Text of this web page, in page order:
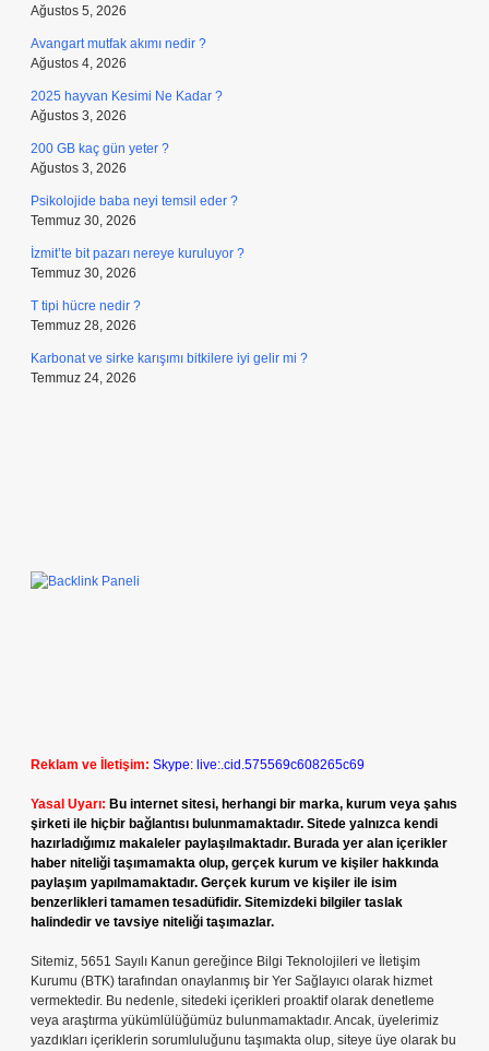
Ağustos 5, 2026
Avangart mutfak akımı nedir ?
Ağustos 4, 2026
2025 hayvan Kesimi Ne Kadar ?
Ağustos 3, 2026
200 GB kaç gün yeter ?
Ağustos 3, 2026
Psikolojide baba neyi temsil eder ?
Temmuz 30, 2026
İzmit’te bit pazarı nereye kuruluyor ?
Temmuz 30, 2026
T tipi hücre nedir ?
Temmuz 28, 2026
Karbonat ve sirke karışımı bitkilere iyi gelir mi ?
Temmuz 24, 2026
Reklam ve İletişim: Skype: live:.cid.575569c608265c69
Yasal Uyarı: Bu internet sitesi, herhangi bir marka, kurum veya şahıs
şirketi ile hiçbir bağlantısı bulunmamaktadır. Sitede yalnızca kendi
hazırladığımız makaleler paylaşılmaktadır. Burada yer alan içerikler
haber niteliği taşımamakta olup, gerçek kurum ve kişiler hakkında
paylaşım yapılmamaktadır. Gerçek kurum ve kişiler ile isim
benzerlikleri tamamen tesadüfidir. Sitemizdeki bilgiler taslak
halindedir ve tavsiye niteliği taşımazlar.
Sitemiz, 5651 Sayılı Kanun gereğince Bilgi Teknolojileri ve İletişim
Kurumu (BTK) tarafından onaylanmış bir Yer Sağlayıcı olarak hizmet
vermektedir. Bu nedenle, sitedeki içerikleri proaktif olarak denetleme
veya araştırma yükümlülüğümüz bulunmamaktadır. Ancak, üyelerimiz
yazdıkları içeriklerin sorumluluğunu taşımakta olup, siteye üye olarak bu